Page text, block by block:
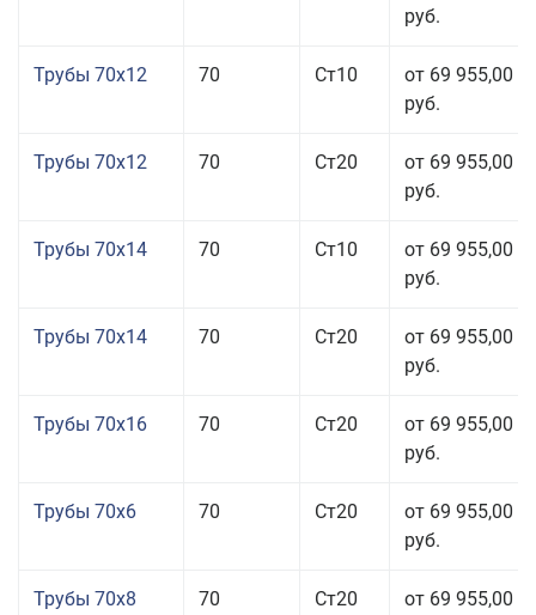
руб.
Трубы 70x12 70 Ст10
от 69 955,00
руб.
Трубы 70x12 70 Ст20
от 69 955,00
руб.
Трубы 70x14 70 Ст10
от 69 955,00
руб.
Трубы 70x14 70 Ст20
от 69 955,00
руб.
Трубы 70x16 70 Ст20
от 69 955,00
руб.
Трубы 70x6 70 Ст20
от 69 955,00
руб.
Трубы 70x8 70 Ст20
от 69 955,00